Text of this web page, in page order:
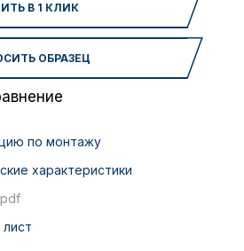
В 1 КЛИК
ОБРАЗЕЦ
по монтажу
характеристики
pdf